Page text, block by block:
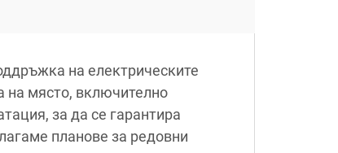
на електрическите
на място, включително
за да се гарантира
планове за редовни